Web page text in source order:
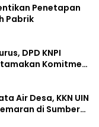
Penetapan
Pabrik
DPD KNPI
Komitmen
Air Desa, KKN UIN
di Sumber